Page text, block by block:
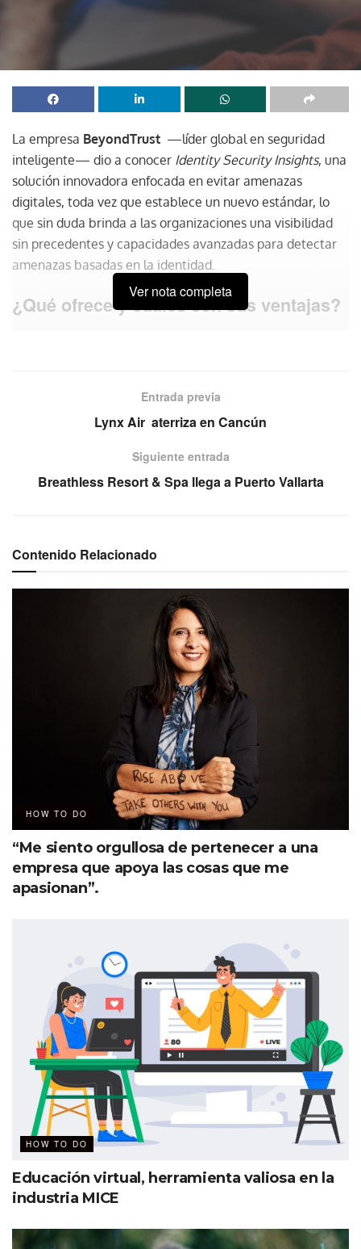
La empresa BeyondTrust —líder global en seguridad
inteligente— dio a conocer Identity Security Insights, una
solución innovadora enfocada en evitar amenazas
digitales, toda vez que establece un nuevo estándar, lo
que sin duda brinda a las organizaciones una visibilidad
sin precedentes y capacidades avanzadas para detectar
amenazas basadas en la identidad.
¿Qué ofrece y cuáles son sus ventajas?
proporcionando una comprensión holística de los
riesgos relacionados con la identidad.
basadas en la identidad, clasificadas por gravedad, lo
que permite a las organizaciones detectar y
los riesgos mediante la identificación proactiva de
Remediar automáticamente las amenazas
identificadas. Identity Security Insights crea una
defensa sólida y unificada contra los ciberataques.
Además, con un sencillo proceso de dos pasos, las
empresas comienzan a cosechar los beneficios de los
hallazgos procesables en menos de 30 minutos.
“Identity Security Insights
revoluciona la forma en que las
organizaciones abordan la
seguridad de la identidad,
proporcionando un nivel sin
precedentes de visibilidad,
detección de amenazas y
fecha».
Marc Maiffret, Chief Technology Officer
de BeyondTrust.
Ver nota completa
Entrada previa
Lynx Air aterriza en Cancún
Siguiente entrada
Breathless Resort & Spa llega a Puerto Vallarta
Contenido Relacionado
HOW TO DO
“Me siento orgullosa de pertenecer a una
empresa que apoya las cosas que me
apasionan”.
HOW TO DO
Educación virtual, herramienta valiosa en la
industria MICE